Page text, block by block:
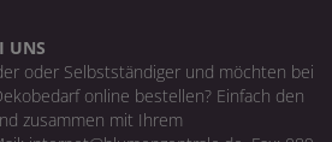
UNS
oder Selbstständiger und möchten bei
online bestellen? Einfach den
zusammen mit Ihrem